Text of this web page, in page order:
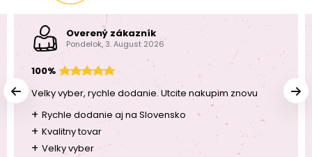
Overený zákazník
Pondelok, 3. August 2026
100%
Velky vyber, rychle dodanie. Utcite nakupim znovu
+ Rychle dodanie aj na Slovensko
+ Kvalitny tovar
+ Velky vyber